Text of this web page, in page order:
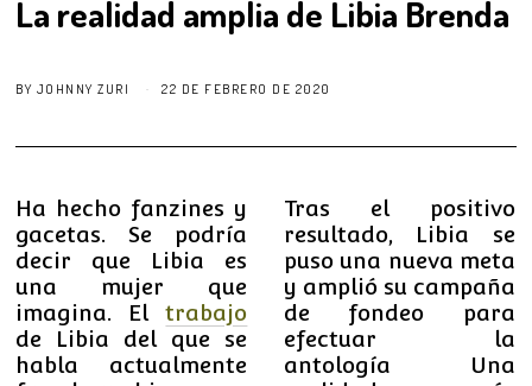
La realidad amplia de Libia Brenda
BY JOHNNY ZURI 22 DE FEBRERO DE 2020
Ha hecho fanzines y
gacetas. Se podría
decir que Libia es
una mujer que
imagina. Eltrabajo
de Libia del que se
habla actualmente
Tras el positivo
resultado, Libia se
puso una nueva meta
y amplió su campaña
de fondeo para
efectuar la
antología Una